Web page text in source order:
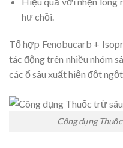
hư chồi.
Tổ hợp Fenobucarb +
tác động trên nhiều nhóm
các ổ sâu xuất hiện đột
Công dụng